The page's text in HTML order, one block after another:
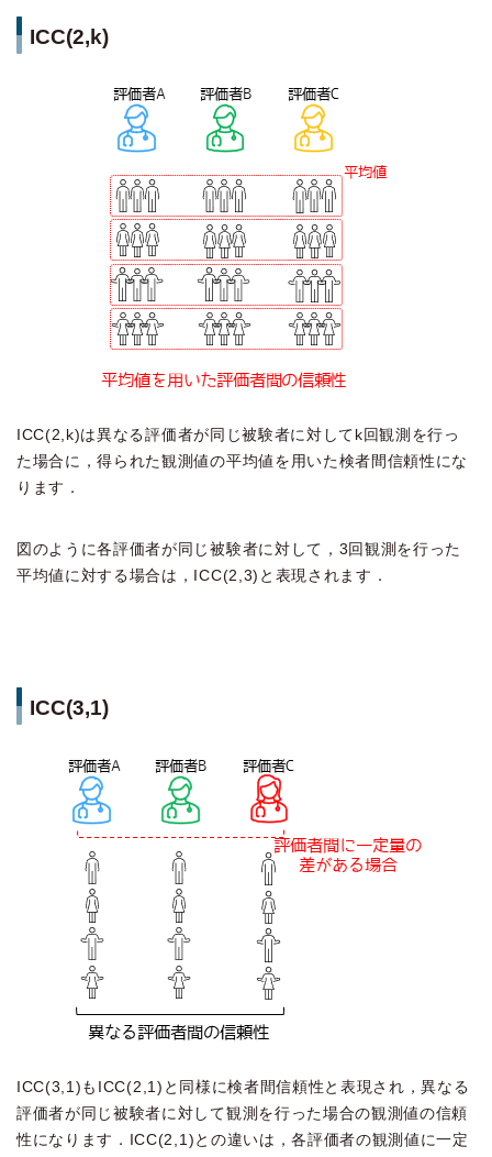
ICC(2,k)
ICC(2,k)は異なる評価者が同じ被験者に対してk回観測を行っ
た場合に，得られた観測値の平均値を用いた検者間信頼性にな
ります．
図のように各評価者が同じ被験者に対して，3回観測を行った
平均値に対する場合は，ICC(2,3)と表現されます．
ICC(3,1)
ICC(3,1)もICC(2,1)と同様に検者間信頼性と表現され，異なる
評価者が同じ被験者に対して観測を行った場合の観測値の信頼
性になります．ICC(2,1)との違いは，各評価者の観測値に一定